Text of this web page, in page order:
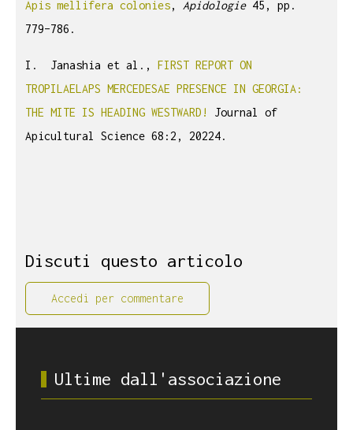
Apis mellifera colonies, Apidologie45, pp.
779–786.
I. Janashia et al., FIRST REPORT ON
TROPILAELAPS MERCEDESAE PRESENCE IN GEORGIA:
THE MITE IS HEADING WESTWARD!
Journal of
Apicultural Science 68:2, 20224.
Discuti questo articolo
Accedi per commentare
Ultime dall'associazione